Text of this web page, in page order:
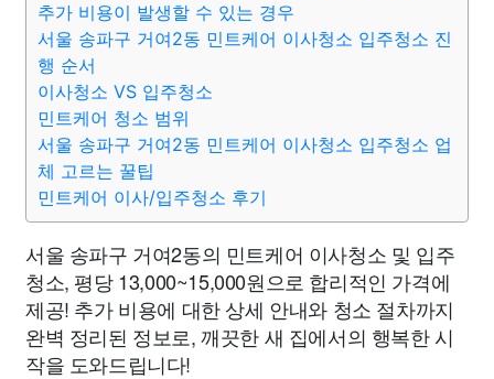
추가 비용이 발생할 수 있는 경우
서울 송파구 거여2동 민트케어 이사청소 입주청소 진
행 순서
이사청소 VS 입주청소
민트케어 청소 범위
서울 송파구 거여2동 민트케어 이사청소 입주청소 업
체 고르는 꿀팁
민트케어 이사/입주청소 후기
서울 송파구 거여2동의 민트케어 이사청소 및 입주
청소, 평당 13,000~15,000원으로 합리적인 가격에
제공! 추가 비용에 대한 상세 안내와 청소 절차까지
완벽 정리된 정보로, 깨끗한 새 집에서의 행복한 시
작을 도와드립니다!